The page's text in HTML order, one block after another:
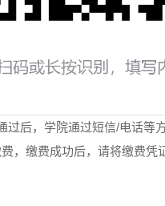
过后，学院通过短信/电话等
，缴费成功后，请将缴费凭